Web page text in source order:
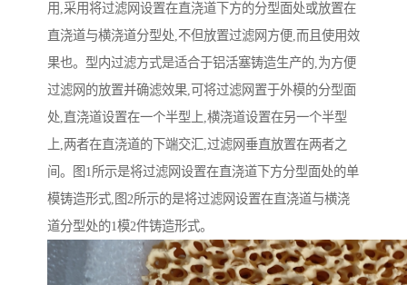
用,采用将过滤网设置在直浇道下方的分型面处或放置在
直浇道与横浇道分型处,不但放置过滤网方便,而且使用效
果也。型内过滤方式是适合于铝活塞铸造生产的,为方便
过滤网的放置并确滤效果,可将过滤网置于外模的分型面
处,直浇道设置在一个半型上,横浇道设置在另一个半型
上,两者在直浇道的下端交汇,过滤网垂直放置在两者之
间。图1所示是将过滤网设置在直浇道下方分型面处的单
模铸造形式,图2所示的是将过滤网设置在直浇道与横浇
道分型处的1模2件铸造形式。